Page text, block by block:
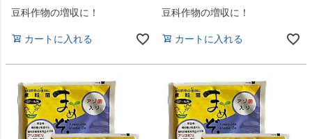
豆科作物の増収に！
カートに入れる
豆科作物の増収に！
カートに入れる